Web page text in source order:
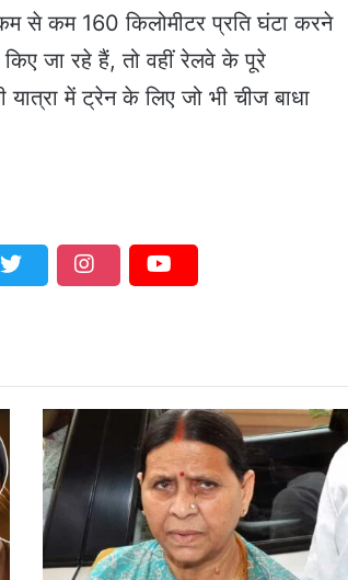
से कम 160 किलोमीटर प्रति घंटा करने
जा रहे हैं, तो वहीं रेलवे के पूरे
में ट्रेन के लिए जो भी चीज बाधा